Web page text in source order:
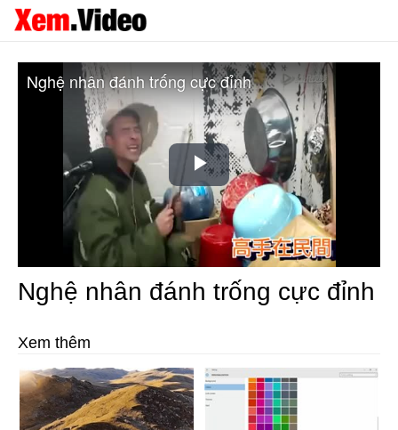
Play
Video
Nghệ nhân đánh trống cực đỉnh
Nghệ nhân đánh trống cực đỉnh
Xem thêm